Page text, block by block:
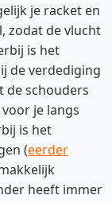
je racket en
zodat de vlucht
is het
de verdediging
de schouders
je langs
is het
(eerder
heeft immer